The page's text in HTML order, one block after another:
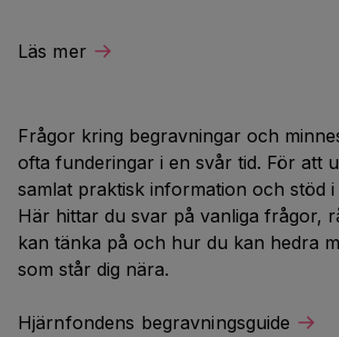
Läs mer
Frågor kring begravningar och
ofta funderingar i en svår tid. För att
samlat praktisk information och stöd i
Här hittar du svar på vanliga frågor,
kan tänka på och hur du kan hedra
som står dig nära.
Hjärnfondens begravningsguide